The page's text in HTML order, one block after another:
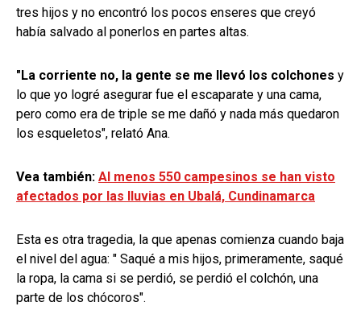
tres hijos y no encontró los pocos enseres que creyó
había salvado al ponerlos en partes altas.
"La corriente no, la gente se me llevó los colchones y
lo que yo logré asegurar fue el escaparate y una cama,
pero como era de triple se me dañó y nada más quedaron
los esqueletos", relató Ana.
Vea también: Al menos 550 campesinos se han visto
afectados por las lluvias en Ubalá, Cundinamarca
Esta es otra tragedia, la que apenas comienza cuando baja
el nivel del agua: " Saqué a mis hijos, primeramente, saqué
la ropa, la cama si se perdió, se perdió el colchón, una
parte de los chócoros".